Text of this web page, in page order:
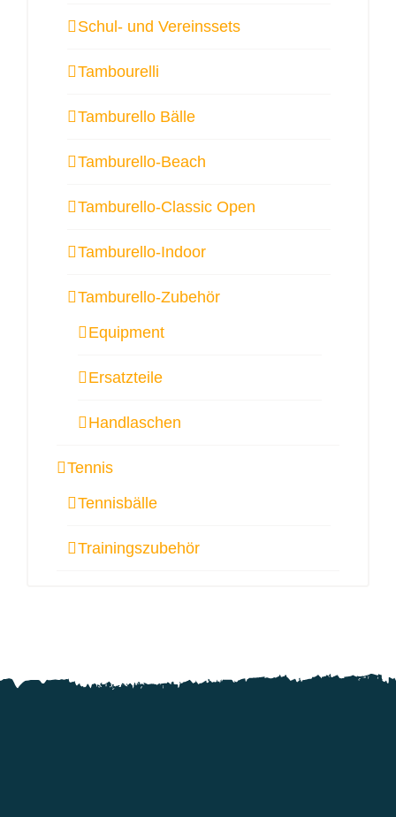
Schul- und Vereinssets
Tambourelli
Tamburello Bälle
Tamburello-Beach
Tamburello-Classic Open
Tamburello-Indoor
Tamburello-Zubehör
Equipment
Ersatzteile
Handlaschen
Tennis
Tennisbälle
Trainingszubehör